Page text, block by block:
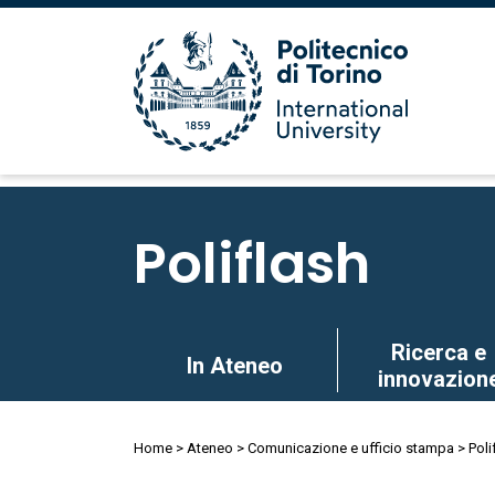
Poliflash
In Ateneo
Ricerca e
Briciole
Home Ateneo Comunicazione e ufficio stampa